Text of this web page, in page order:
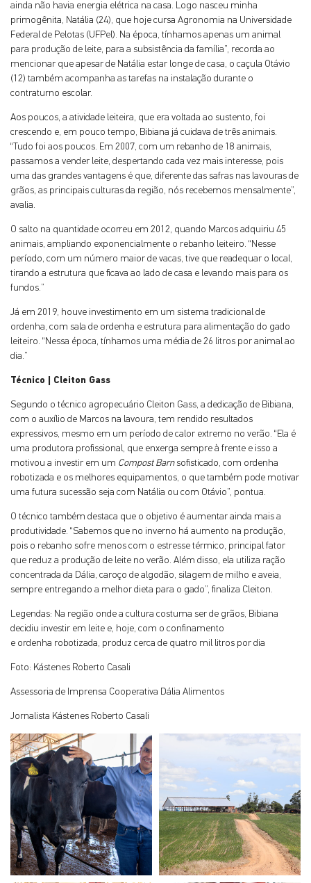
ainda não havia energia elétrica na casa. Logo nasceu minha
primogênita, Natália (24), que hoje cursa Agronomia na Universidade
Federal de Pelotas (UFPel). Na época, tínhamos apenas um animal
para produção de leite, para a subsistência da família”, recorda ao
mencionar que apesar de Natália estar longe de casa, o caçula Otávio
(12) também acompanha as tarefas na instalação durante o
contraturno escolar.
Aos poucos, a atividade leiteira, que era voltada ao sustento, foi
crescendo e, em pouco tempo, Bibiana já cuidava de três animais.
“Tudo foi aos poucos. Em 2007, com um rebanho de 18 animais,
passamos a vender leite, despertando cada vez mais interesse, pois
uma das grandes vantagens é que, diferente das safras nas lavouras de
grãos, as principais culturas da região, nós recebemos mensalmente”,
avalia.
O salto na quantidade ocorreu em 2012, quando Marcos adquiriu 45
animais, ampliando exponencialmente o rebanho leiteiro. “Nesse
período, com um número maior de vacas, tive que readequar o local,
tirando a estrutura que ficava ao lado de casa e levando mais para os
fundos.”
Já em 2019, houve investimento em um sistema tradicional de
ordenha, com sala de ordenha e estrutura para alimentação do gado
leiteiro. “Nessa época, tínhamos uma média de 26 litros por animal ao
dia.”
Técnico | Cleiton Gass
Segundo o técnico agropecuário Cleiton Gass, a dedicação de Bibiana,
com o auxílio de Marcos na lavoura, tem rendido resultados
expressivos, mesmo em um período de calor extremo no verão. “Ela é
uma produtora profissional, que enxerga sempre à frente e isso a
motivou a investir em um Compost Barnsofisticado, com ordenha
robotizada e os melhores equipamentos, o que também pode motivar
uma futura sucessão seja com Natália ou com Otávio”, pontua.
O técnico também destaca que o objetivo é aumentar ainda mais a
produtividade. “Sabemos que no inverno há aumento na produção,
pois o rebanho sofre menos com o estresse térmico, principal fator
que reduz a produção de leite no verão. Além disso, ela utiliza ração
concentrada da Dália, caroço de algodão, silagem de milho e aveia,
sempre entregando a melhor dieta para o gado”, finaliza Cleiton.
Legendas: Na região onde a cultura costuma ser de grãos, Bibiana
decidiu investir em leite e, hoje, com o confinamento
e ordenha robotizada, produz cerca de quatro mil litros por dia
Foto: Kástenes Roberto Casali
Assessoria de Imprensa Cooperativa Dália Alimentos
Jornalista Kástenes Roberto Casali